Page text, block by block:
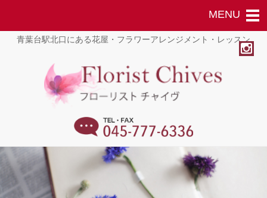
青葉台駅北口にある花屋・フラワーアレンジメント・レッスン